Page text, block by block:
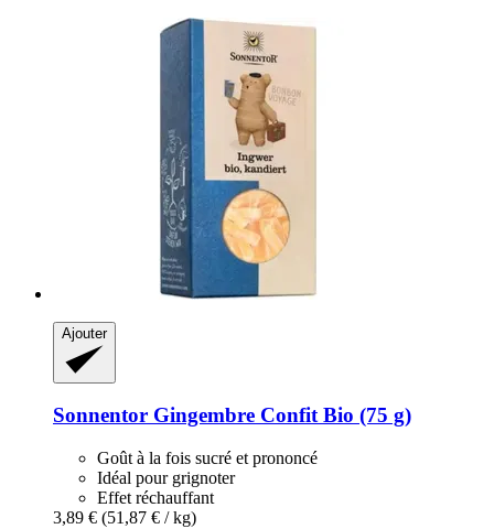
Ajouter
Sonnentor Gingembre Confit Bio (75 g)
Goût à la fois sucré et prononcé
Idéal pour grignoter
Effet réchauffant
3,89 € (51,87 € / kg)